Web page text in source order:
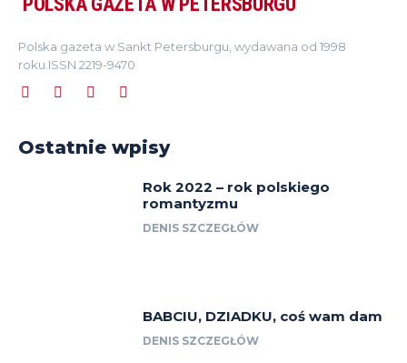
Polska gazeta w Sankt Petersburgu, wydawana od 1998
roku.ISSN 2219-9470
Ostatnie wpisy
Rok 2022 – rok polskiego
romantyzmu
DENIS SZCZEGŁÓW
BABCIU, DZIADKU, coś wam dam
DENIS SZCZEGŁÓW